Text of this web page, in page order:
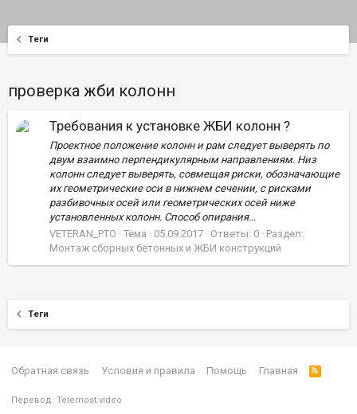
Теги
проверка жби колонн
Требования к установке ЖБИ колонн ?
Проектное положение колонн и рам следует выверять по
двум взаимно перпендикулярным направлениям. Низ
колонн следует выверять, совмещая риски, обозначающие
их геометрические оси в нижнем сечении, с рисками
разбивочных осей или геометрических осей ниже
установленных колонн. Способ опирания...
VETERAN_PTO
Тема 05.09.2017 Ответы: 0
Раздел:
Монтаж сборных бетонных и ЖБИ конструкций
Теги
Обратная связь Условия и правила Помощь Главная
Перевод: Telemost.video